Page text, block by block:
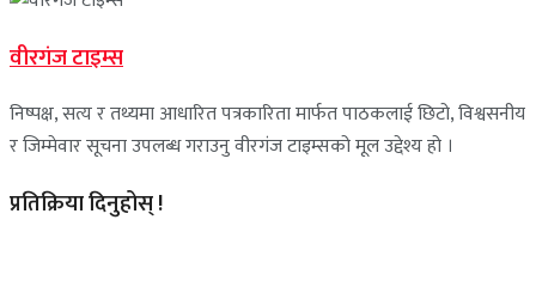
वीरगंज टाइम्स
निष्पक्ष, सत्य र तथ्यमा आधारित पत्रकारिता मार्फत पाठकलाई छिटो, विश्वसनीय
र जिम्मेवार सूचना उपलब्ध गराउनु वीरगंज टाइम्सको मूल उद्देश्य हो ।
प्रतिक्रिया दिनुहोस् !